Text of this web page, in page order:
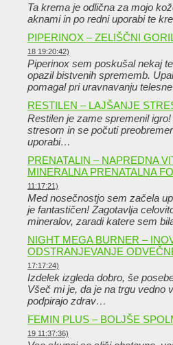
Ta krema je odlična za mojo
aknami in po redni uporabi te
PIPERINOX – ZELIŠČNI
18 19:20:42)
Piperinox sem poskušal nekaj
opazil bistvenih sprememb.
pomagal pri uravnavanju
RESTILEN – LAJŠANJE
Restilen je zame spremenil
stresom in se počuti
uporabi…
PRENATALIN – NAPREDNA
MINERALNA PRENATALNA
11:17:21)
Med nosečnostjo sem začela
je fantastičen! Zagotavlja
mineralov, zaradi katere sem
NIGHT MEGA BURNER –
ODSTRANJEVANJE
17:17:24)
Izdelek izgleda dobro, še
Všeč mi je, da je na trgu vedno
podpirajo zdrav…
FEMIN PLUS – BOLJŠE
19 11:37:36)